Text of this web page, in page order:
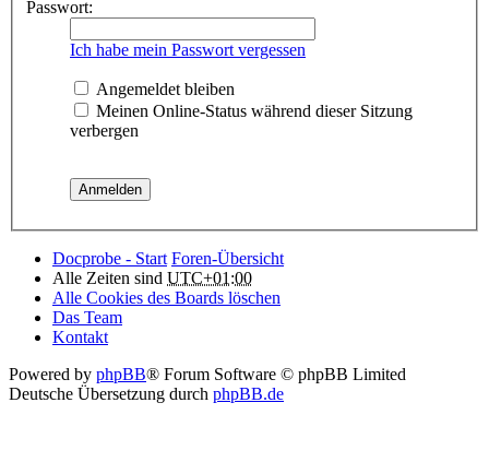
Passwort:
Ich habe mein Passwort vergessen
Angemeldet bleiben
Meinen Online-Status während dieser Sitzung
verbergen
Docprobe - Start Foren-Übersicht
Alle Zeiten sind UTC+01:00
Alle Cookies des Boards löschen
Das Team
Kontakt
Powered by phpBB® Forum Software © phpBB Limited
Deutsche Übersetzung durch phpBB.de